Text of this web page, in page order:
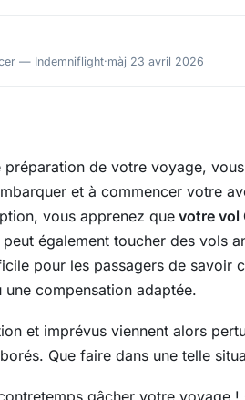
— Indemniflight·màj 23 avril 2026
préparation de votre voyage,
et à commencer votre
vous apprenez que votre vol
peut également toucher des vols
pour les passagers de savoir
une compensation adaptée.
et imprévus viennent alors
Que faire dans une telle
gâcher votre voyage